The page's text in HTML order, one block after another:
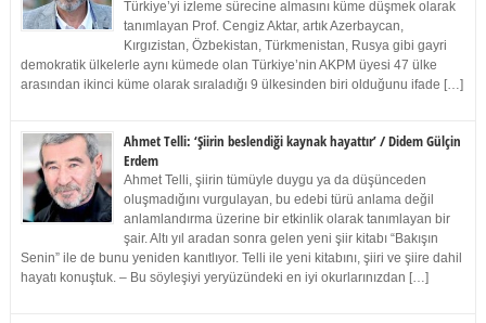
Türkiye’yi izleme sürecine almasını küme düşmek olarak
tanımlayan Prof. Cengiz Aktar, artık Azerbaycan,
Kırgızistan, Özbekistan, Türkmenistan, Rusya gibi gayri
demokratik ülkelerle aynı kümede olan Türkiye’nin AKPM üyesi 47 ülke
arasından ikinci küme olarak sıraladığı 9 ülkesinden biri olduğunu ifade […]
Ahmet Telli: ‘Şiirin beslendiği kaynak hayattır’ / Didem Gülçin
Erdem
Ahmet Telli, şiirin tümüyle duygu ya da düşünceden
oluşmadığını vurgulayan, bu edebi türü anlama değil
anlamlandırma üzerine bir etkinlik olarak tanımlayan bir
şair. Altı yıl aradan sonra gelen yeni şiir kitabı “Bakışın
Senin” ile de bunu yeniden kanıtlıyor. Telli ile yeni kitabını, şiiri ve şiire dahil
hayatı konuştuk. – Bu söyleşiyi yeryüzündeki en iyi okurlarınızdan […]